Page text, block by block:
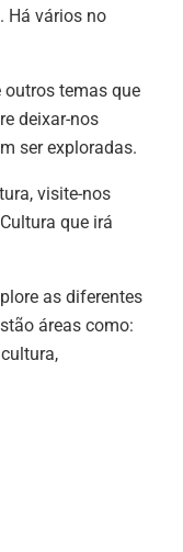
. Há vários no
outros temas que
deixar-nos
ser exploradas.
visite-nos
que irá
as diferentes
áreas como: